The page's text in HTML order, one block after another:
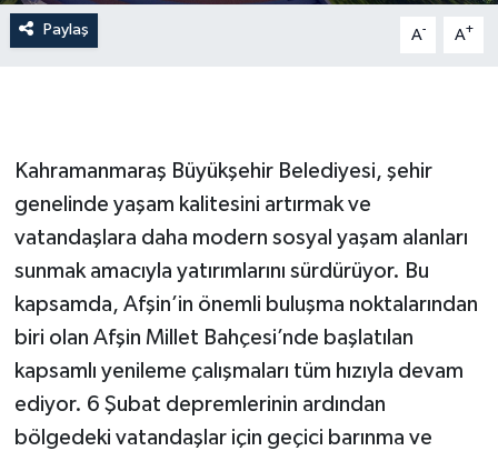
Paylaş A- A+
Kahramanmaraş Büyükşehir Belediyesi, şehir
genelinde yaşam kalitesini artırmak ve
vatandaşlara daha modern sosyal yaşam alanları
sunmak amacıyla yatırımlarını sürdürüyor. Bu
kapsamda, Afşin’in önemli buluşma noktalarından
biri olan Afşin Millet Bahçesi’nde başlatılan
kapsamlı yenileme çalışmaları tüm hızıyla devam
ediyor. 6 Şubat depremlerinin ardından
bölgedeki vatandaşlar için geçici barınma ve